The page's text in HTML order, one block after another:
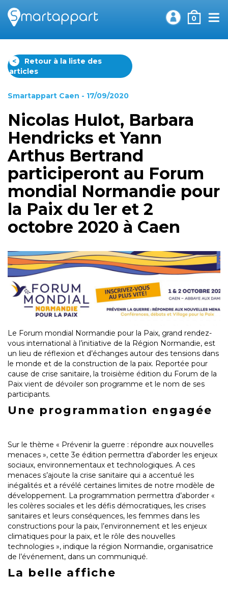
0
<
Retour à la liste des
articles
Smartappart Caen - 17/09/2020
Nicolas Hulot, Barbara
Hendricks et Yann
Arthus Bertrand
participeront au Forum
mondial Normandie pour
la Paix du 1er et 2
octobre 2020 à Caen
Le Forum mondial Normandie pour la Paix, grand rendez-
vous international à l’initiative de la Région Normandie, est
un lieu de réflexion et d’échanges autour des tensions dans
le monde et de la construction de la paix. Reportée pour
cause de crise sanitaire, la troisième édition du Forum de la
Paix vient de dévoiler son programme et le nom de ses
participants.
Une programmation engagée
Sur le thème « Prévenir la guerre : répondre aux nouvelles
menaces », cette 3e édition permettra d’aborder les enjeux
sociaux, environnementaux et technologiques. A ces
menaces s’ajoute la crise sanitaire qui a accentué les
inégalités et a révélé certaines limites de notre modèle de
développement. La programmation permettra d’aborder «
les colères sociales et les défis démocratiques, les crises
sanitaires et leurs conséquences, les femmes dans les
constructions pour la paix, l’environnement et les enjeux
climatiques pour la paix, et le rôle des nouvelles
technologies », indique la région Normandie, organisatrice
de l’événement, dans un communiqué.
La belle affiche